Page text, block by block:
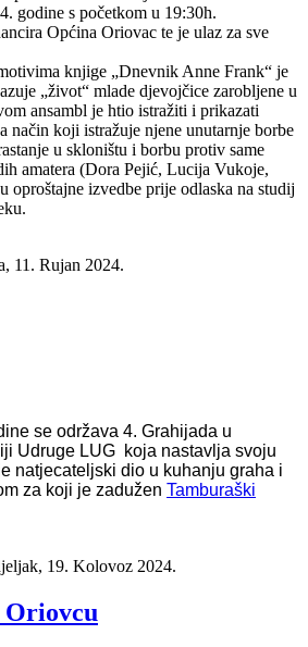
godine s početkom u 19:30h.
Općina Oriovac te je ulaz za sve
knjige „Dnevnik Anne Frank“ je
„život“ mlade djevojčice zarobljene u
ansambl je htio istražiti i prikazati
način koji istražuje njene unutarnje borbe
u skloništu i borbu protiv same
amatera (Dora Pejić, Lucija Vukoje,
izvedbe prije odlaska na studij
11. Rujan 2024.
se održava 4. Grahijada u
Udruge LUG koja nastavlja svoju
natjecateljski dio u kuhanju graha i
za koji je zadužen Tamburaški
19. Kolovoz 2024.
Oriovcu